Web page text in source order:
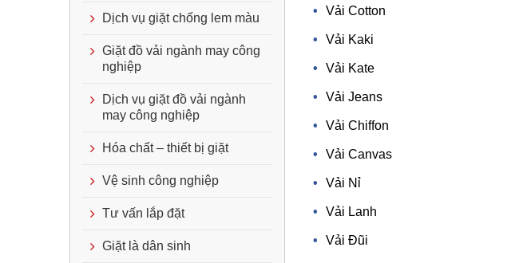
Vải Cotton
Vải Kaki
Vải Kate
Vải Jeans
Vải Chiffon
Vải Canvas
Vải Nỉ
Vải Lanh
Vải Đũi
Dịch vụ giặt chống lem màu
Giặt đồ vải ngành may công
nghiệp
Dịch vụ giặt đồ vải ngành
may công nghiệp
Hóa chất – thiết bị giặt
Vệ sinh công nghiệp
Tư vấn lắp đặt
Giặt là dân sinh